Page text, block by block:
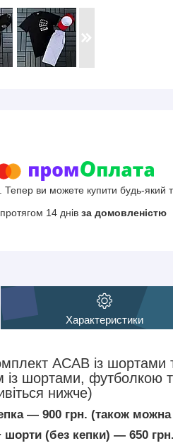
Тепер ви можете купити будь-який
14 днів за домовленістю
Характеристики
ACAB із
із шортами, футболкою
нижче)
— 900 грн. (також можна
(без кепки) — 650 грн.